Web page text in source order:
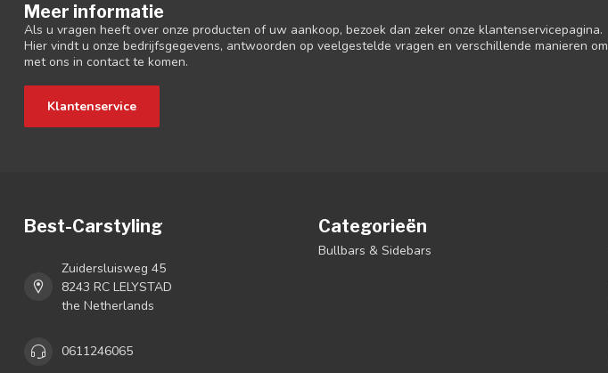
Meer informatie
Als u vragen heeft over onze producten of uw aankoop, bezoek dan zeker onze klantenservicepagina.
Hier vindt u onze bedrijfsgegevens, antwoorden op veelgestelde vragen en verschillende manieren om
met ons in contact te komen.
Klantenservice
Best-Carstyling
Zuidersluisweg 45
8243 RC LELYSTAD
the Netherlands
0611246065
Categorieën
Bullbars & Sidebars